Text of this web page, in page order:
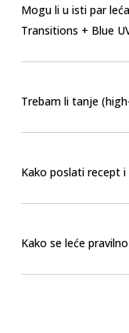
Mogu li u isti par
Transitions + Blue
Trebam li tanje
Kako poslati recept
Kako se leće